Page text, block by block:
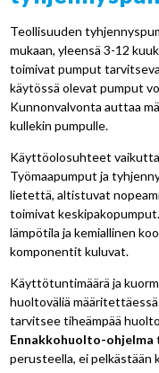
Teollisuuden
mukaan, yleensä 3-12
toimivat pumput
käytössä olevat pumput
Kunnonvalvonta auttaa
kullekin pumpulle.
Käyttöolosuhteet
Työmaapumput ja
lietettä, altistuvat
toimivat
lämpötila ja kemiallinen
komponentit kuluvat.
Käyttötuntimäärä ja
huoltoväliä
tarvitsee tiheämpää
Ennakkohuolto-ohjelma
perusteella, ei pelkästään